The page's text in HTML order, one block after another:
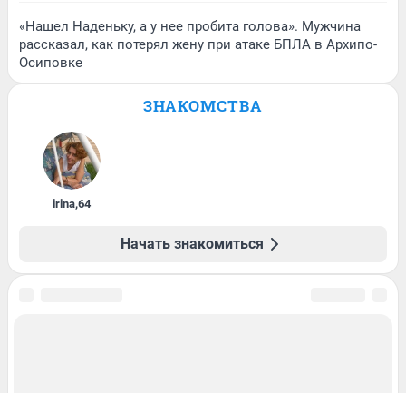
«Нашел Наденьку, а у нее пробита голова». Мужчина
рассказал, как потерял жену при атаке БПЛА в Архипо-
Осиповке
ЗНАКОМСТВА
irina,64
Начать знакомиться